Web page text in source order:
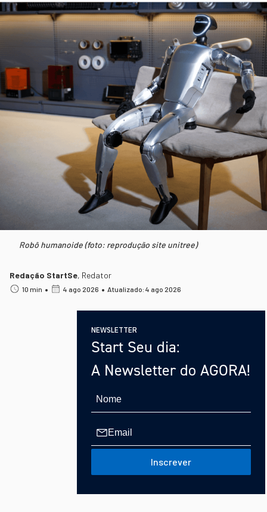
Robô humanoide (foto: reprodução site unitree)
Redação StartSe, Redator
10 min • 4 ago 2026 • Atualizado: 4 ago 2026
NEWSLETTER
Start Seu dia:
A Newsletter do AGORA!
Inscrever